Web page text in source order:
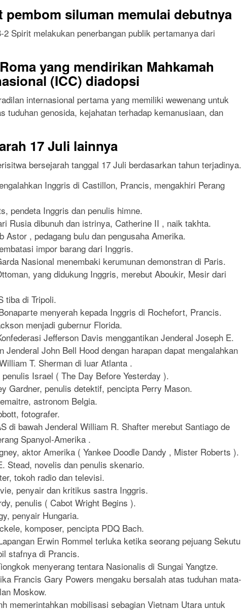
pembom siluman memulai debutnya
Spirit melakukan penerbangan publik pertamanya dari
yang mendirikan Mahkamah
(ICC) diadopsi
internasional pertama yang memiliki wewenang untuk
tuduhan genosida, kejahatan terhadap kemanusiaan, dan
17 Juli lainnya
bersejarah tanggal 17 Juli berdasarkan tahun terjadinya.
Inggris di Castillon, Prancis, mengakhiri Perang
pendeta Inggris dan penulis himne.
Rusia dibunuh dan istrinya, Catherine II , naik takhta.
Astor , pedagang bulu dan pengusaha Amerika.
impor barang dari Inggris.
Nasional menembaki kerumunan demonstran di Paris.
yang didukung Inggris, merebut Aboukir, Mesir dari
tiba di Tripoli.
menyerah kepada Inggris di Rochefort, Prancis.
menjadi gubernur Florida.
Jefferson Davis menggantikan Jenderal Joseph E.
Jenderal John Bell Hood dengan harapan dapat mengalahkan
T. Sherman di luar Atlanta .
penulis Israel ( The Day Before Yesterday ).
Gardner, penulis detektif, pencipta Perry Mason.
astronom Belgia.
fotografer.
di bawah Jenderal William R. Shafter merebut Santiago de
Spanyol-Amerika .
aktor Amerika ( Yankee Doodle Dandy , Mister Roberts ).
Stead, novelis dan penulis skenario.
tokoh radio dan televisi.
penyair dan kritikus sastra Inggris.
penulis ( Cabot Wright Begins ).
penyair Hungaria.
komposer, pencipta PDQ Bach.
Erwin Rommel terluka ketika seorang pejuang Sekutu
stafnya di Prancis.
menyerang tentara Nasionalis di Sungai Yangtze.
Francis Gary Powers mengaku bersalah atas tuduhan mata-
Moskow.
memerintahkan mobilisasi sebagian Vietnam Utara untuk